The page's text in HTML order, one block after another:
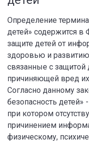
Определение
детей» содержится
защите детей от
здоровью и
связанные с защитой
причиняющей вред
Согласно данному
безопасность детей»
при котором
причинением
физическому,